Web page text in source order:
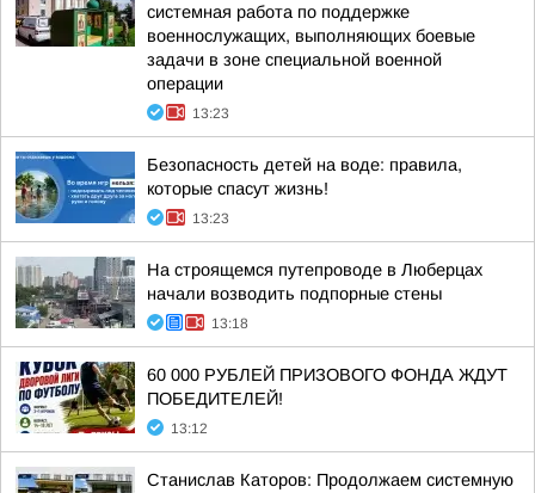
системная работа по поддержке
военнослужащих, выполняющих боевые
задачи в зоне специальной военной
операции
13:23
Безопасность детей на воде: правила,
которые спасут жизнь!
13:23
На строящемся путепроводе в Люберцах
начали возводить подпорные стены
13:18
60 000 РУБЛЕЙ ПРИЗОВОГО ФОНДА ЖДУТ
ПОБЕДИТЕЛЕЙ!
13:12
Станислав Каторов: Продолжаем системную